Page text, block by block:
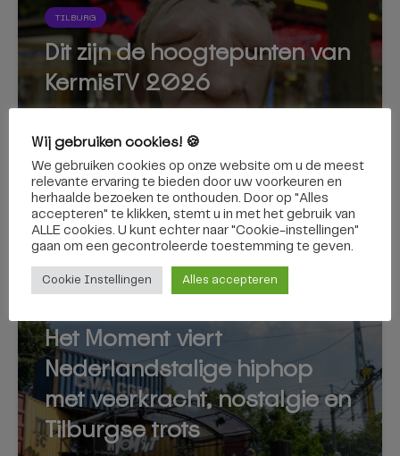
TILBURG
Dit zijn de hoogtepunten van
KermisTV 2026
27 juli 2026
Het Moment viert
Nederlandstalige hiphop
met veerkracht, nostalgie en
Tilburgse trots
Wij gebruiken cookies! 🍪
We gebruiken cookies op onze website om u de meest
relevante ervaring te bieden door uw voorkeuren en
herhaalde bezoeken te onthouden. Door op "Alles
accepteren" te klikken, stemt u in met het gebruik van
ALLE cookies. U kunt echter naar "Cookie-instellingen"
gaan om een ​​gecontroleerde toestemming te geven.
Cookie Instellingen Alles accepteren